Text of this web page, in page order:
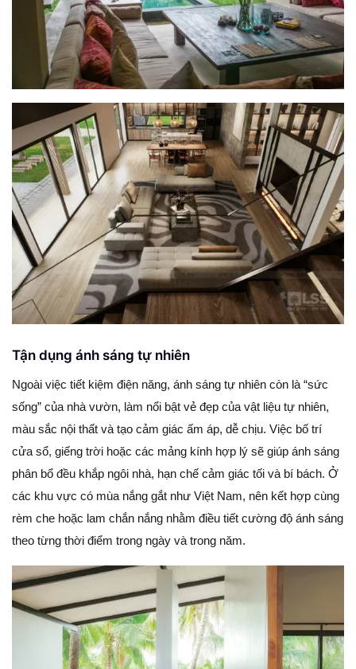
Tận dụng ánh sáng tự nhiên
Ngoài việc tiết kiệm điện năng, ánh sáng tự nhiên còn là “sức
sống” của nhà vườn, làm nổi bật vẻ đẹp của vật liệu tự nhiên,
màu sắc nội thất và tạo cảm giác ấm áp, dễ chịu. Việc bố trí
cửa sổ, giếng trời hoặc các mảng kính hợp lý sẽ giúp ánh sáng
phân bổ đều khắp ngôi nhà, hạn chế cảm giác tối và bí bách. Ở
các khu vực có mùa nắng gắt như Việt Nam, nên kết hợp cùng
rèm che hoặc lam chắn nắng nhằm điều tiết cường độ ánh sáng
theo từng thời điểm trong ngày và trong năm.